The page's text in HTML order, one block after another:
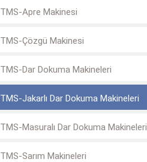
TMS-Apre Makinesi
TMS-Çözgü Makinesi
TMS-Dar Dokuma Makineleri
TMS-Jakarlı Dar Dokuma Makineleri
TMS-Masuralı Dar Dokuma Makineleri
TMS-Sarım Makineleri